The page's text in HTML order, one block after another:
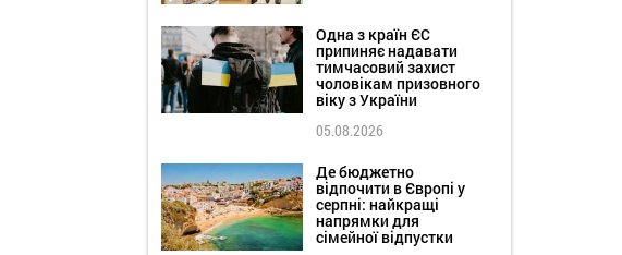
Одна з країн ЄС
припиняє надавати
тимчасовий захист
чоловікам призовного
віку з України
05.08.2026
Де бюджетно
відпочити в Європі у
серпні: найкращі
напрямки для
сімейної відпустки